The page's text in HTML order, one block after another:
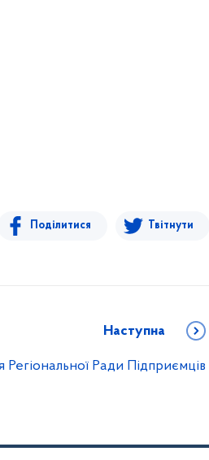
Поділитися Твітнути
Наступна
Регіональної Ради Підприємців